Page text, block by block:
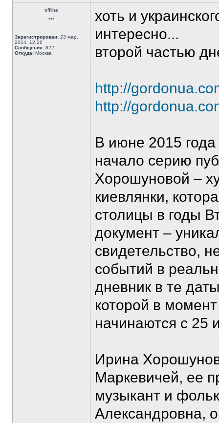
offline
***
Зарегистрирован: 23 мар,
2014, 12:26
Сообщения: 822
Откуда: Москва
хоть и
интересно...
второй частью
http://
http://
В июне 2015
начало серию
Хорошуновой –
киевлянки,
столицы в годы
документ –
свидетельство,
событий в
дневник в те
которой в
начинаются с 25
Ирина
Маркевичей, ее
музыкант и
Александровна,